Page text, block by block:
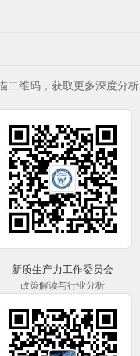
二维码，获取更多深度分析
新质生产力工作委员会
政策解读与行业分析